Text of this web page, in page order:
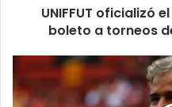
torneos
Concacaf
UNIFFUT oficializó
boleto a torneos
Jorge
Luis
Pinto